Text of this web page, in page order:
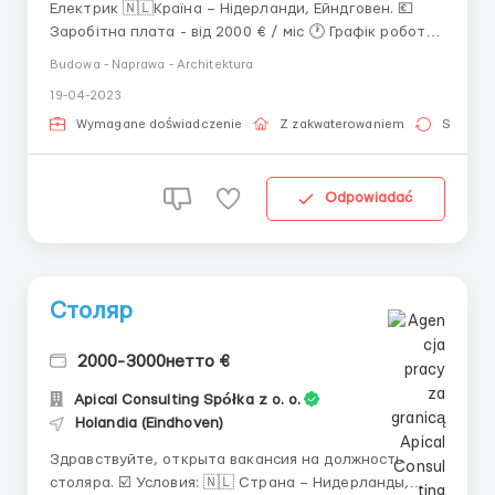
Електрик 🇳🇱Країна – Нідерланди, Ейндговен. 💶
Заробітна плата - від 2000 € / міс 🕐 Графік роботи:
Забезпечення електропостачання будівель та
конструкцій; ➖ Контроль якості роботи е...
Budowa - Naprawa - Architektura
19-04-2023
Wymagane doświadczenie Z zakwaterowaniem Stała
Odpowiadać
Столяр
2000-3000нетто €
Apical Consulting Spółka z o. o.
Holandia (Eindhoven)
Здравствуйте, открыта вакансия на должность
столяра. ☑️ Условия: 🇳🇱 Страна – Нидерланды,